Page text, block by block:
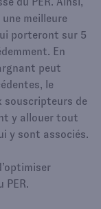
meilleure
porteront sur 5
En
peut
le
souscripteurs de
y allouer tout
y sont associés.